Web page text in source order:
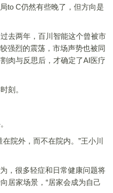
to C仍然有些晚了，但方向是
两年，百川智能这个曾被市
强烈的震荡，市场声势也被同
肉与反思后，才确定了AI医疗
刻。
院外，而不在院内。”王小川
很多轻症和日常健康问题将
居家场景，“居家会成为自己